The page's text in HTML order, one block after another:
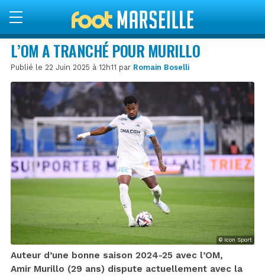
L’OM A TRANCHÉ POUR MURILLO
Publié le 22 Juin 2025 à 12h11 par Romain Boselli
© Icon Sport
Auteur d’une bonne saison 2024-25 avec l’OM,
Amir Murillo (29 ans) dispute actuellement avec la